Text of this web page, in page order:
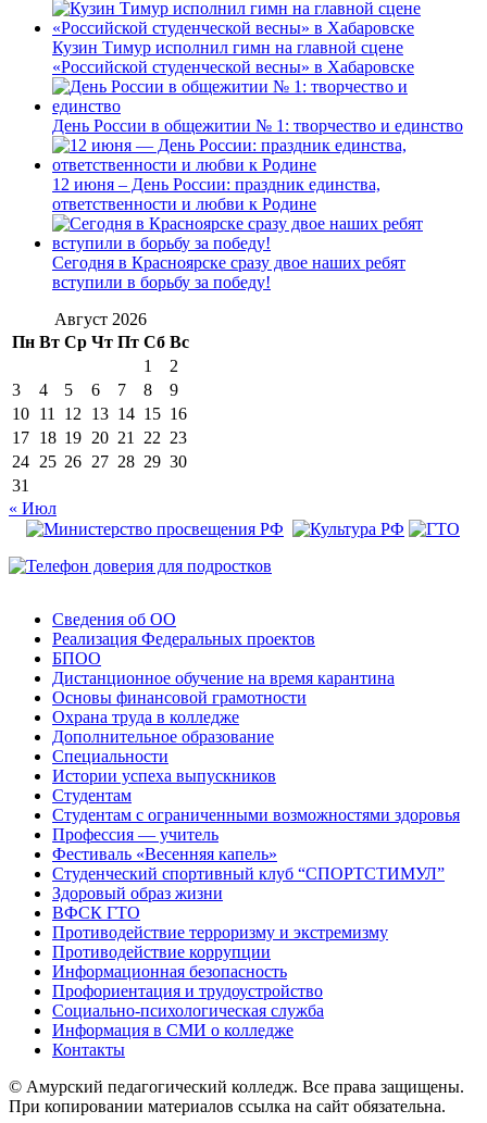
Кузин Тимур исполнил гимн на главной сцене
«Российской студенческой весны» в Хабаровске
День России в общежитии № 1: творчество и единство
12 июня – День России: праздник единства,
ответственности и любви к Родине
Сегодня в Красноярске сразу двое наших ребят
вступили в борьбу за победу!
Август 2026
Пн Вт Ср Чт Пт Сб Вс
1
2
3
4 5 6 7 8
9
10 11 12 13 14 15 16
17 18 19 20 21 22 23
24 25 26 27 28 29 30
31
« Июл
Сведения об ОО
Реализация Федеральных проектов
БПОО
Дистанционное обучение на время карантина
Основы финансовой грамотности
Охрана труда в колледже
Дополнительное образование
Специальности
Истории успеха выпускников
Студентам
Студентам с ограниченными возможностями здоровья
Профессия — учитель
Фестиваль «Весенняя капель»
Студенческий спортивный клуб “СПОРТСТИМУЛ”
Здоровый образ жизни
ВФСК ГТО
Противодействие терроризму и экстремизму
Противодействие коррупции
Информационная безопасность
Профориентация и трудоустройство
Социально-психологическая служба
Информация в СМИ о колледже
Контакты
© Амурский педагогический колледж. Все права защищены.
При копировании материалов ссылка на сайт обязательна.